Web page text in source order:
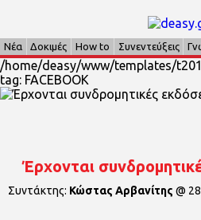
Νέα Δοκιμές How to Συνεντεύξεις
/home/deasy/www/templates/
tag: FACEBOOK
Έρχονται
Συντάκτης: Κώστας Αρβανίτης @